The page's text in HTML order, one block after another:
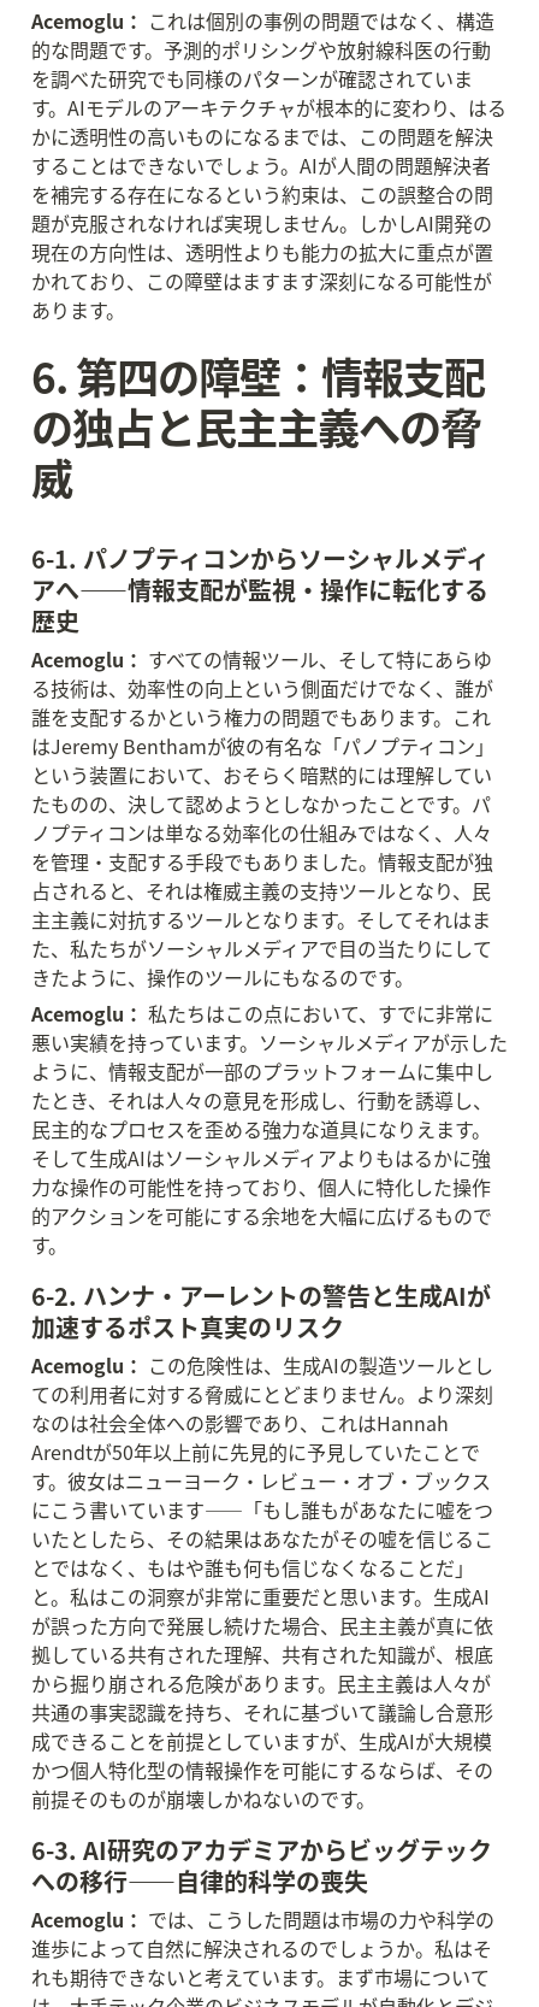
Acemoglu： これは個別の事例の問題ではなく、構造
的な問題です。予測的ポリシングや放射線科医の行動
を調べた研究でも同様のパターンが確認されていま
す。AIモデルのアーキテクチャが根本的に変わり、はる
かに透明性の高いものになるまでは、この問題を解決
することはできないでしょう。AIが人間の問題解決者
を補完する存在になるという約束は、この誤整合の問
題が克服されなければ実現しません。しかしAI開発の
現在の方向性は、透明性よりも能力の拡大に重点が置
かれており、この障壁はますます深刻になる可能性が
あります。
6. 第四の障壁：情報支配
の独占と民主主義への脅
威
6-1. パノプティコンからソーシャルメディ
アへ——情報支配が監視・操作に転化する
歴史
Acemoglu： すべての情報ツール、そして特にあらゆ
る技術は、効率性の向上という側面だけでなく、誰が
誰を支配するかという権力の問題でもあります。これ
はJeremy Benthamが彼の有名な「パノプティコン」
という装置において、おそらく暗黙的には理解してい
たものの、決して認めようとしなかったことです。パ
ノプティコンは単なる効率化の仕組みではなく、人々
を管理・支配する手段でもありました。情報支配が独
占されると、それは権威主義の支持ツールとなり、民
主主義に対抗するツールとなります。そしてそれはま
た、私たちがソーシャルメディアで目の当たりにして
きたように、操作のツールにもなるのです。
Acemoglu： 私たちはこの点において、すでに非常に
悪い実績を持っています。ソーシャルメディアが示した
ように、情報支配が一部のプラットフォームに集中し
たとき、それは人々の意見を形成し、行動を誘導し、
民主的なプロセスを歪める強力な道具になりえます。
そして生成AIはソーシャルメディアよりもはるかに強
力な操作の可能性を持っており、個人に特化した操作
的アクションを可能にする余地を大幅に広げるもので
す。
6-2. ハンナ・アーレントの警告と生成AIが
加速するポスト真実のリスク
Acemoglu： この危険性は、生成AIの製造ツールとし
ての利用者に対する脅威にとどまりません。より深刻
なのは社会全体への影響であり、これはHannah
Arendtが50年以上前に先見的に予見していたことで
す。彼女はニューヨーク・レビュー・オブ・ブックス
にこう書いています——「もし誰もがあなたに嘘をつ
いたとしたら、その結果はあなたがその嘘を信じるこ
とではなく、もはや誰も何も信じなくなることだ」
と。私はこの洞察が非常に重要だと思います。生成AI
が誤った方向で発展し続けた場合、民主主義が真に依
拠している共有された理解、共有された知識が、根底
から掘り崩される危険があります。民主主義は人々が
共通の事実認識を持ち、それに基づいて議論し合意形
成できることを前提としていますが、生成AIが大規模
かつ個人特化型の情報操作を可能にするならば、その
前提そのものが崩壊しかねないのです。
6-3. AI研究のアカデミアからビッグテック
への移行——自律的科学の喪失
Acemoglu： では、こうした問題は市場の力や科学の
進歩によって自然に解決されるのでしょうか。私はそ
れも期待できないと考えています。まず市場について